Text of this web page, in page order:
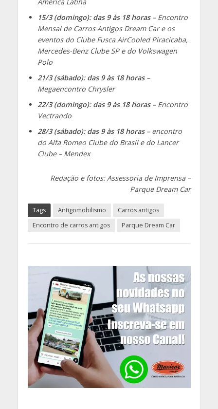
América Latina
15/3 (domingo): das 9 às 18 horas– Encontro
Mensal de Carros Antigos Dream Car e os
eventos do Clube Fusca AirCooled Piracicaba,
Mercedes-Benz Clube SP e do Volkswagen
Polo
21/3 (sábado): das 9 às 18 horas–
Megaencontro Chrysler
22/3 (domingo): das 9 às 18 horas– Encontro
Vectrando
28/3 (sábado): das 9 às 18 horas– encontro
do Alfa Romeo Clube do Brasil e do Lancer
Clube – Mendex
Redação e fotos: Assessoria de Imprensa –
Parque Dream Car
Tags Antigomobilismo
Carros antigos
Encontro de carros antigos
Parque Dream Car